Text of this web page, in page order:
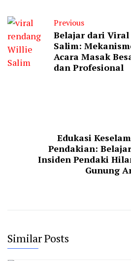
Previous
Belajar dari
Salim:
Acara Masak
dan Profesional
Edukasi
Pendakian:
Insiden Pendaki
Gunung
Similar Posts